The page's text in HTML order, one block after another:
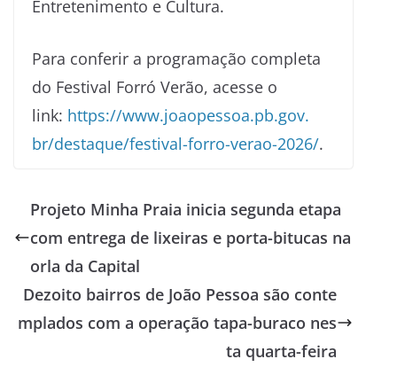
Entretenimento e Cultura.
Para conferir a programação completa
do Festival Forró Verão, acesse o
link: https://www.joaopessoa.pb.gov.
br/destaque/festival-forro-verao-2026/.
Projeto Minha Praia inicia segunda etapa
com entrega de lixeiras e porta-bitucas na
orla da Capital
Dezoito bairros de João Pessoa são conte
mplados com a operação tapa-buraco nes
ta quarta-feira